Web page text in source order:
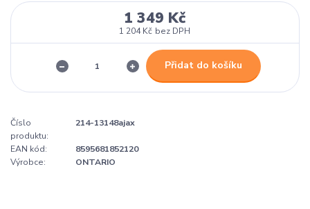
1 349 Kč
1 204 Kč bez DPH
Přidat do košíku
Číslo
produktu:
214-13148ajax
EAN kód:
8595681852120
Výrobce:
ONTARIO